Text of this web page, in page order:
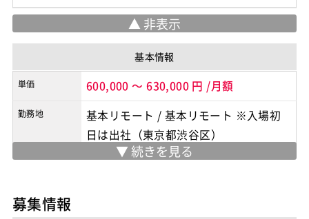
基本情報
単価 600,000 ～630,000 円 /月額
勤務地 基本リモート / 基本リモート ※入場初
日は出社（東京都渋谷区）
※実際の勤務地は応募時にご確認下さい
商流
募集情報